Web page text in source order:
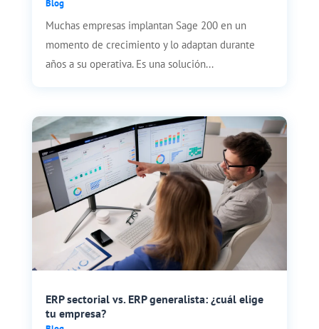
Blog
Muchas empresas implantan Sage 200 en un
momento de crecimiento y lo adaptan durante
años a su operativa. Es una solución...
ERP sectorial vs. ERP generalista: ¿cuál elige
tu empresa?